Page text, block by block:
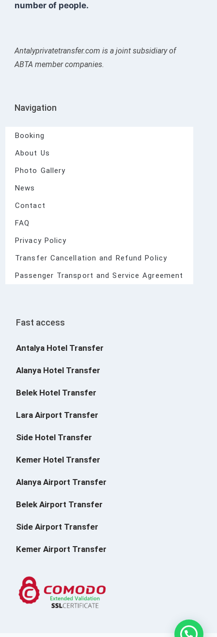
number of people.
Antalyprivatetransfer.com is a joint subsidiary of
ABTA member companies.
Navigation
Booking
About Us
Photo Gallery
News
Contact
FAQ
Privacy Policy
Transfer Cancellation and Refund Policy
Passenger Transport and Service Agreement
Fast access
Antalya Hotel Transfer
Alanya Hotel Transfer
Belek Hotel Transfer
Lara Airport Transfer
Side Hotel Transfer
Kemer Hotel Transfer
Alanya Airport Transfer
Belek Airport Transfer
Side Airport Transfer
Kemer Airport Transfer